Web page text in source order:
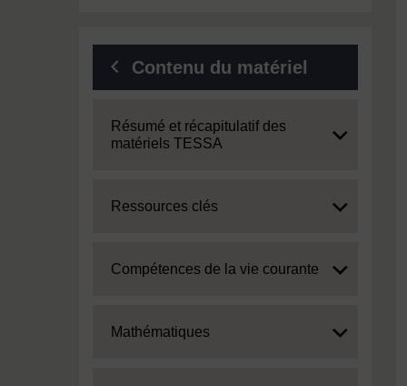
Contenu du matériel
Expand
Résumé et récapitulatif des
matériels TESSA
Expand
Ressources clés
Expand
Compétences de la vie courante
Expand
Mathématiques